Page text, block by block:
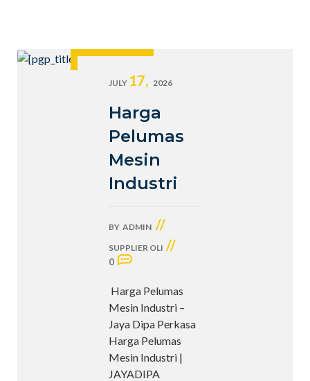
JULY 17, 2026
Harga
Pelumas
Mesin
Industri
BY ADMIN //
SUPPLIER OLI //
0
Harga Pelumas
Mesin Industri –
Jaya Dipa Perkasa
Harga Pelumas
Mesin Industri |
JAYADIPA